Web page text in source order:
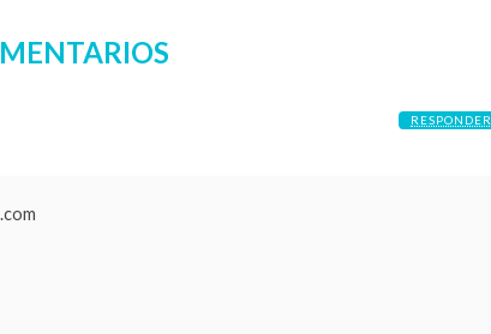
RESPONDER